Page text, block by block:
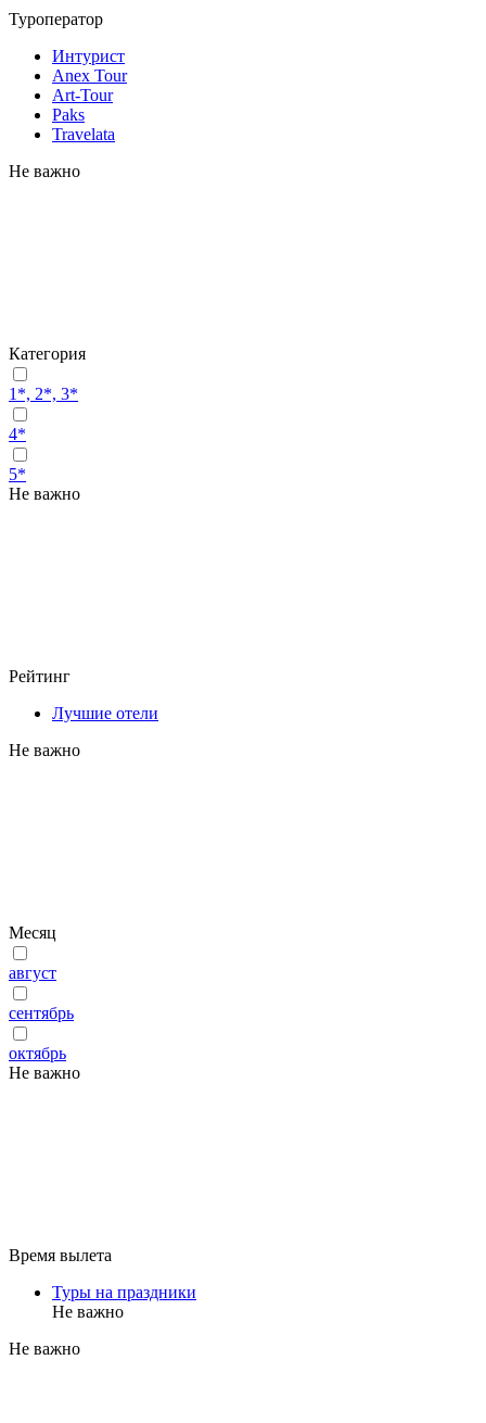
Туроператор
Интурист
Anex Tour
Art-Tour
Paks
Travelata
Не важно
Категория
1*, 2*, 3*
4*
5*
Не важно
Рейтинг
Лучшие отели
Не важно
Месяц
август
сентябрь
октябрь
Не важно
Время вылета
Туры на праздники
Не важно
Не важно